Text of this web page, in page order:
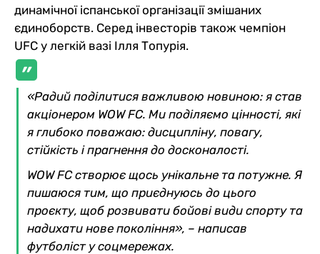
динамічної іспанської організації змішаних
єдиноборств. Серед інвесторів також чемпіон
UFC у легкій вазі Ілля Топурія.
«Радий поділитися важливою новиною: я став
акціонером WOW FC. Ми поділяємо цінності, які
я глибоко поважаю: дисципліну, повагу,
стійкість і прагнення до досконалості.
WOW FC створює щось унікальне та потужне. Я
пишаюся тим, що приєднуюсь до цього
проєкту, щоб розвивати бойові види спорту та
надихати нове покоління», – написав
футболіст у соцмережах.